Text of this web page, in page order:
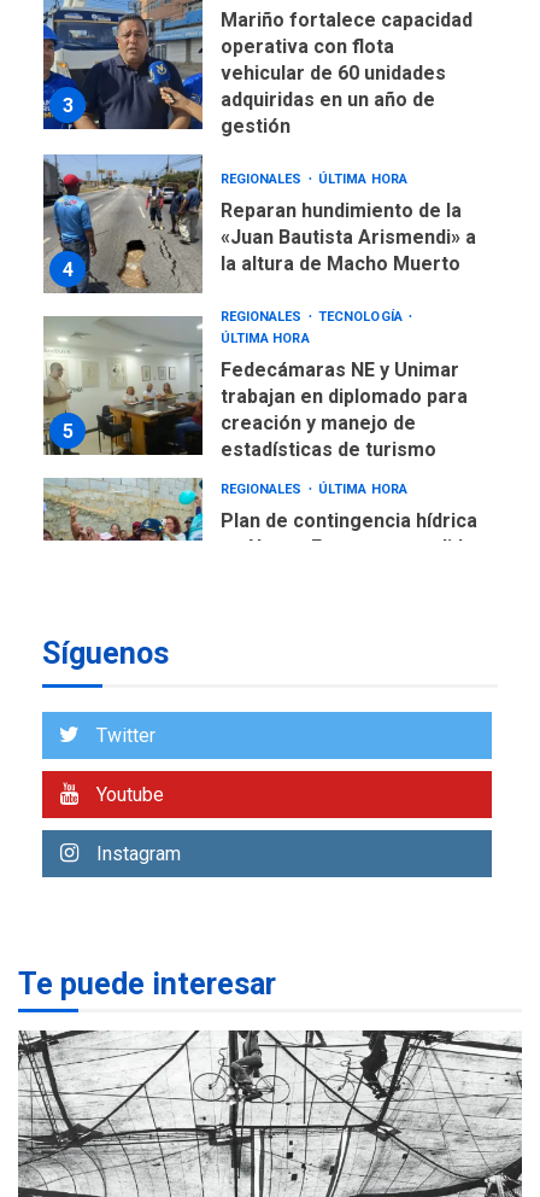
3
Mariño fortalece capacidad
operativa con flota
vehicular de 60 unidades
adquiridas en un año de
gestión
4
REGIONALES ÚLTIMA HORA
Reparan hundimiento de la
«Juan Bautista Arismendi» a
la altura de Macho Muerto
5
REGIONALES
TECNOLOGÍA
ÚLTIMA HORA
Fedecámaras NE y Unimar
trabajan en diplomado para
creación y manejo de
estadísticas de turismo
REGIONALES ÚLTIMA HORA
Plan de contingencia hídrica
en Nueva Esparta consolida
7
2
Margarita será sede de
para aprender a atender
adultos mayores
REGIONALES ÚLTIMA HORA
Mariño fortalece capacidad
operativa con flota
vehicular de 60 unidades
Síguenos
Twitter
Youtube
Instagram
Te puede interesar